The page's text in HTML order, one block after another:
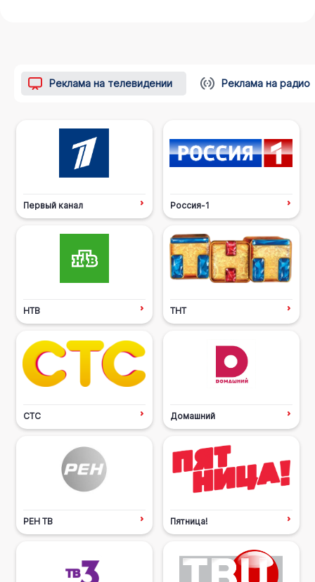
Реклама на телевидении Реклама на радио
Первый канал Россия-1
НТВ ТНТ
СТС Домашний
РЕН ТВ Пятница!